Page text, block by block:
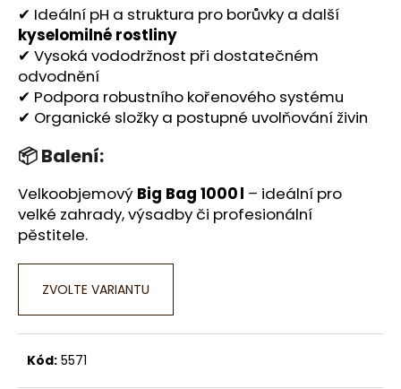
✔ Ideální pH a struktura pro borůvky a další
kyselomilné rostliny
✔ Vysoká vododržnost při dostatečném
odvodnění
✔ Podpora robustního kořenového systému
✔ Organické složky a postupné uvolňování živin
📦 Balení:
Velkoobjemový Big Bag 1000 l – ideální pro
velké zahrady, výsadby či profesionální
pěstitele.
ZVOLTE VARIANTU
Kód: 5571